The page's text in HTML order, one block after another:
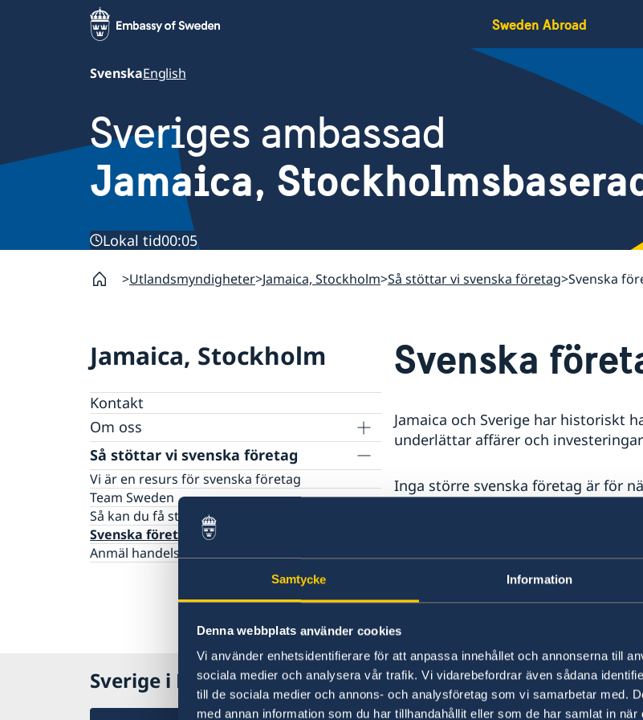
Samtycke Information
Denna webbplats använder cookies
Vi använder enhetsidentifierare för att anpassa innehållet och annonserna till
sociala medier och analysera vår trafik. Vi vidarebefordrar även sådana
till de sociala medier och annons- och analysföretag som vi samarbetar med.
med annan information som du har tillhandahållit eller som de har samlat in
Sweden Abroad
SvenskaEnglish
Sveriges ambassad
Jamaica,
Lokal tid00:05
Utlandsmyndigheter Jamaica, Stockholm Så stöttar vi svenska företag Svenska
Jamaica, Stockholm
Kontakt
Om oss
Dataskyddspolicy (GDPR)
Så stöttar vi svenska företag
Vi är en resurs för svenska företag
Team Sweden
Så kan du få stöd
Svenska företag i Jamaica
Anmäl handelshinder
Svenska
Jamaica och Sverige har historiskt
underlättar affärer och
Inga större svenska företag är för
potential för ökat samarbete
helena.carlsson@business-
Sverige i Karibien